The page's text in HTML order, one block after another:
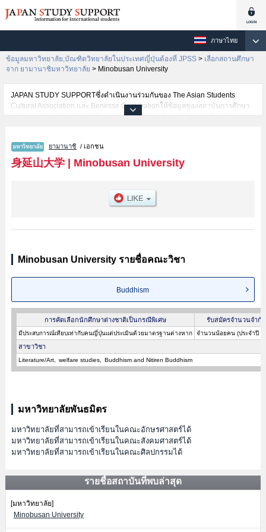
ภาษาไทย
ข้อมูลมหาวิทยาลัย,บัณฑิตวิทยาลัยในประเทศญี่ปุ่นต้องที่ JPSS > เลือกสถานศึกษา
จาก ยามานาชิมหาวิทยาลัย > Minobusan University
JAPAN STUDY SUPPORTซึ่งดำเนินงานร่วมกันของ The Asian Students
Cultural Association และ Benesse Corporationให้ข้อมูลของสถาบันการศึกษา
ระดับมหาวิทยาลัย・บัณฑิตวิทยาลัย・วิทยาลัยระดับอนุปริญญา・วิทยาลัย
ต่างชาติเช่นข้อมูลของแต่ละคณะ,ข้อมูลการสอบคัดเลือกเข้าศึกษาเช่นจำนวนคน
ที่รับสมัครหรือจำนวนคนที่ผ่านการสอบคัดเลือกเป็นต้น,แนะนำสถานที่,การเดิน
ทางเป็นต้นไว้ด้วยดังนั้นขอเชิญใช้บริการค้นหาข้อมูลตามอัธยาศัย
ยามานาชิ / เอกชน
身延山大学| Minobusan University
Minobusan University รายชื่อคณะวิชา
Buddhism
การคัดเลือกนักศึกษาต่างชาติเป็นกรณีพิเศษ รับสมัครจำนวนจำกัด
มีประสบการณ์เทียบเท่ากับคนญี่ปุ่นแต่ประเมินด้วยมาตรฐานต่างหาก จำนวนน้อยคน (ประจำปี
สาขาวิชา
Literature/Art welfare studies Buddhism and Nitiren Buddhism
มหาวิทยาลัยพันธมิตร
มหาวิทยาลัยที่สามารถเข้าเรียนในคณะอักษรศาสตร์ได้
มหาวิทยาลัยที่สามารถเข้าเรียนในคณะสังคมศาสตร์ได้
มหาวิทยาลัยที่สามารถเข้าเรียนในคณะศิลปกรรมได้
รายชื่อสถาบันที่พบล่าสุด
[มหาวิทยาลัย]
Minobusan University